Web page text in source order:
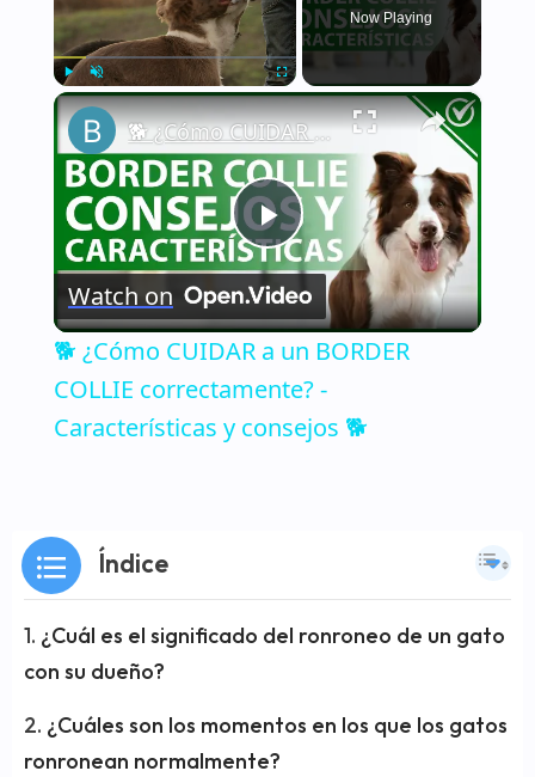
Play Unmute Fullscreen
Now Playing
×
Play
Video
🐕 ¿Cómo CUIDAR a un BORDER COLLIE correctamente? - Características y consejos 🐕
Watch on
🐕 ¿Cómo CUIDAR a un BORDER
COLLIE correctamente? -
Características y consejos 🐕
Índice
¿Cuál es el significado del ronroneo de un gato
con su dueño?
¿Cuáles son los momentos en los que los gatos
ronronean normalmente?